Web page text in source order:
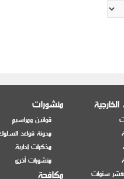
لعشر سنوات
منشورات
قوانين ومراسيم
مدونة قواعد
مذكرات إدارية
منشورات أخرى
مكافحة